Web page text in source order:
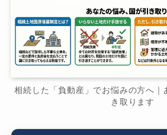
相続した「負動産」でお悩みの方へ｜
き取ります